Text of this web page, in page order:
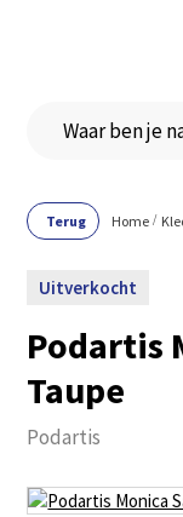
Terug Home
Uitverkocht
Podartis
Taupe
Podartis